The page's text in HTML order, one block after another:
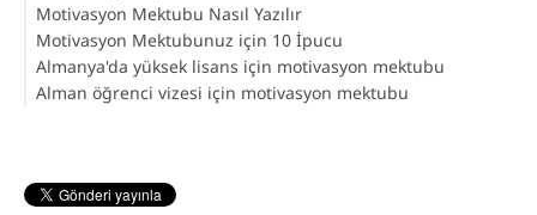
Motivasyon Mektubu Nasıl Yazılır
Motivasyon Mektubunuz için 10 İpucu
1. Motivasyon mektubuna nasıl başlanır?
2. Mümkün olduğunca tarafsız bir yazım tarzı kullanın
6. Metnin tutarlılığını kontrol edin
Almanya'da yüksek lisans için motivasyon mektubu
Alman öğrenci vizesi için motivasyon mektubu